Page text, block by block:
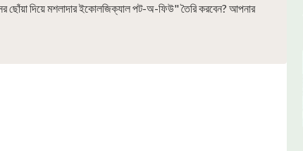
ছোঁয়া দিয়ে মশলাদার ইকোলজিক্যাল পট-অ-ফিউ" তৈরি করবেন? আপনার